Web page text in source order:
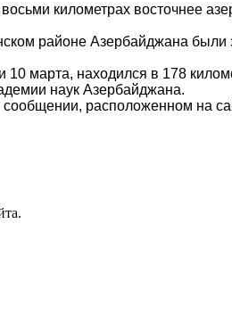
километрах восточнее
районе Азербайджана
марта, находился в 178
наук Азербайджана.
расположенном на